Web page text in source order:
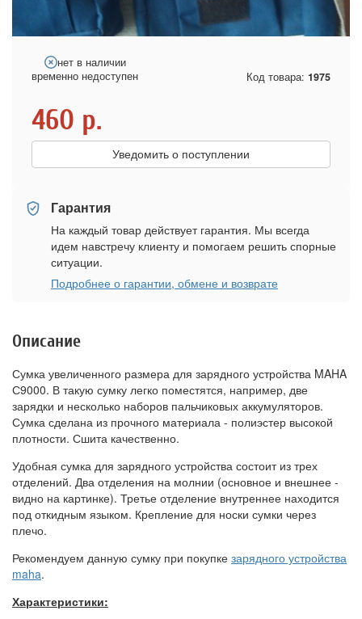
нет в наличии
временно недоступен
Код товара: 1975
460 р.
Уведомить о поступлении
Гарантия
На каждый товар действует гарантия. Мы всегда
идем навстречу клиенту и помогаем решить спорные
ситуации.
Подробнее о гарантии, обмене и возврате
Описание
Сумка увеличенного размера для зарядного устройства MAHA
С9000. В такую сумку легко поместятся, например, две
зарядки и несколько наборов пальчиковых аккумуляторов.
Сумка сделана из прочного материала - полиэстер высокой
плотности. Сшита качественно.
Удобная сумка для зарядного устройства состоит из трех
отделений. Два отделения на молнии (основное и внешнее -
видно на картинке). Третье отделение внутреннее находится
под откидным языком. Крепление для носки сумки через
плечо.
Рекомендуем данную сумку при покупке зарядного устройства
maha.
Характеристики: